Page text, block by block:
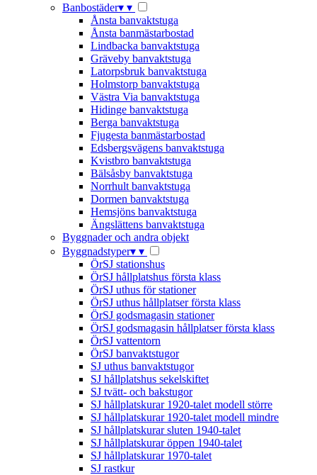
Banbostäder▾ ▾
Ånsta banvaktstuga
Ånsta banmästarbostad
Lindbacka banvaktstuga
Gräveby banvaktstuga
Latorpsbruk banvaktstuga
Holmstorp banvaktstuga
Västra Via banvaktstuga
Hidinge banvaktstuga
Berga banvaktstuga
Fjugesta banmästarbostad
Edsbergsvägens banvaktstuga
Kvistbro banvaktstuga
Bälsåsby banvaktstuga
Norrhult banvaktstuga
Dormen banvaktstuga
Hemsjöns banvaktstuga
Ängslättens banvaktstuga
Byggnader och andra objekt
Byggnadstyper▾ ▾
ÖrSJ stationshus
ÖrSJ hållplatshus första klass
ÖrSJ uthus för stationer
ÖrSJ uthus hållplatser första klass
ÖrSJ godsmagasin stationer
ÖrSJ godsmagasin hållplatser första klass
ÖrSJ vattentorn
ÖrSJ banvaktstugor
SJ uthus banvaktstugor
SJ hållplatshus sekelskiftet
SJ tvätt- och bakstugor
SJ hållplatskurar 1920-talet modell större
SJ hållplatskurar 1920-talet modell mindre
SJ hållplatskurar sluten 1940-talet
SJ hållplatskurar öppen 1940-talet
SJ hållplatskurar 1970-talet
SJ rastkur